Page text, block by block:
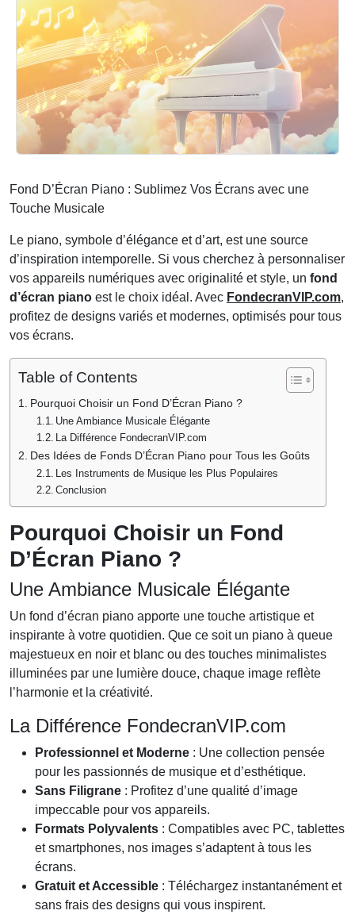
Fond D’Écran Piano : Sublimez Vos Écrans avec une
Touche Musicale
Le piano, symbole d’élégance et d’art, est une source
d’inspiration intemporelle. Si vous cherchez à personnaliser
vos appareils numériques avec originalité et style, un fond
d’écran piano est le choix idéal. Avec FondecranVIP.com,
profitez de designs variés et modernes, optimisés pour tous
vos écrans.
Table of Contents
Pourquoi Choisir un Fond D’Écran Piano ?
Une Ambiance Musicale Élégante
La Différence FondecranVIP.com
Des Idées de Fonds D’Écran Piano pour Tous les Goûts
Les Instruments de Musique les Plus Populaires
Conclusion
Pourquoi Choisir un Fond
D’Écran Piano ?
Une Ambiance Musicale Élégante
Un fond d’écran piano apporte une touche artistique et
inspirante à votre quotidien. Que ce soit un piano à queue
majestueux en noir et blanc ou des touches minimalistes
illuminées par une lumière douce, chaque image reflète
l’harmonie et la créativité.
La Différence FondecranVIP.com
Professionnel et Moderne : Une collection pensée
pour les passionnés de musique et d’esthétique.
Sans Filigrane : Profitez d’une qualité d’image
impeccable pour vos appareils.
Formats Polyvalents : Compatibles avec PC, tablettes
et smartphones, nos images s’adaptent à tous les
écrans.
Gratuit et Accessible : Téléchargez instantanément et
sans frais des designs qui vous inspirent.